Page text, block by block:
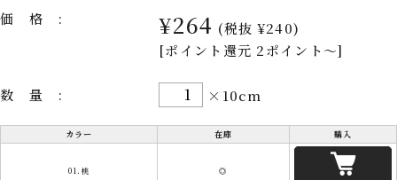
価格: ¥264 (税抜 ¥240)
[ポイント還元 2ポイント～]
数量: ×10cm
カラー 在庫 購入
01.桃 ◎